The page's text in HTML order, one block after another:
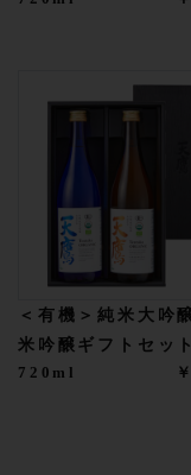
＜有機＞純米大吟
米吟醸ギフトセット
720ml